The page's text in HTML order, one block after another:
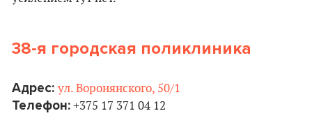
38-я городская поликлиника
Адрес: ул. Воронянского, 50/1
Телефон: +375 17 371 04 12